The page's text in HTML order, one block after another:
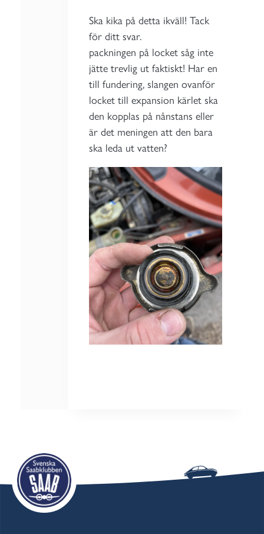
Ska kika på detta ikväll! Tack
för ditt svar.
packningen på locket såg inte
jätte trevlig ut faktiskt! Har en
till fundering, slangen ovanför
locket till expansion kärlet ska
den kopplas på nånstans eller
är det meningen att den bara
ska leda ut vatten?